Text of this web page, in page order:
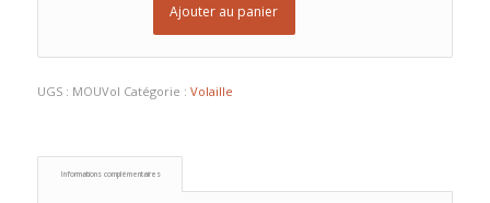
Ajouter au panier
UGS : MOUVol Catégorie : Volaille
Informations complémentaires